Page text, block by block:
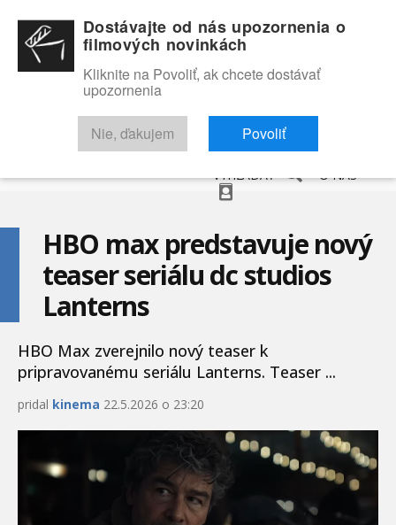
RECENZIE TRAILERY FILMOVÁ DATABÁZA
VYHĽADAŤ O NÁS
HBO max predstavuje nový
teaser seriálu dc studios
Lanterns
HBO Max zverejnilo nový teaser k
pripravovanému seriálu Lanterns. Teaser ...
pridal kinema 22.5.2026 o 23:20
Dostávajte od nás upozornenia o
filmových novinkách
Kliknite na Povoliť, ak chcete dostávať
upozornenia
Nie, ďakujem Povoliť